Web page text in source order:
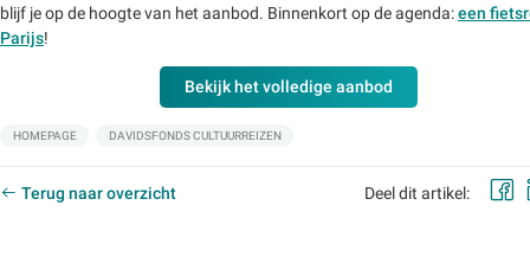
blijf je op de hoogte van het aanbod. Binnenkort op de agenda:een
Parijs!
Bekijk het volledige aanbod
Labels:
HOMEPAGE DAVIDSFONDS CULTUURREIZEN
Terug naar overzicht Deel dit artikel: